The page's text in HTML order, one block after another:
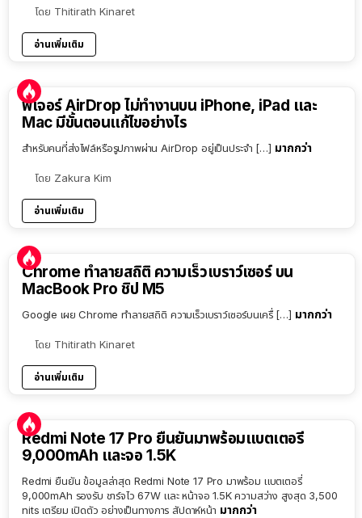
โดย Thitirath Kinaret
อ่านเพิ่มเติม
ฟีเจอร์ AirDrop ไม่ทำงานบน iPhone, iPad และ
Mac มีขั้นตอนแก้ไขอย่างไร
สำหรับคนที่ส่งไฟล์หรือรูปภาพผ่าน AirDrop อยู่เป็นประจำ […] มากกว่า
โดย Zakura Kim
อ่านเพิ่มเติม
Chrome ทำลายสถิติ ความเร็วเบราว์เซอร์ บน
MacBook Pro ชิป M5
Google เผย Chrome ทำลายสถิติ ความเร็วเบราว์เซอร์บนเครื่ […] มากกว่า
โดย Thitirath Kinaret
อ่านเพิ่มเติม
Redmi Note 17 Pro ยืนยันมาพร้อมแบตเตอรี่
9,000mAh และจอ 1.5K
Redmi ยืนยัน ข้อมูลล่าสุด Redmi Note 17 Pro มาพร้อม แบตเตอรี่
9,000mAh รองรับ ชาร์จไว 67W และ หน้าจอ 1.5K ความสว่าง สูงสุด 3,500
nits เตรียม เปิดตัว อย่างเป็นทางการ สัปดาห์หน้า มากกว่า